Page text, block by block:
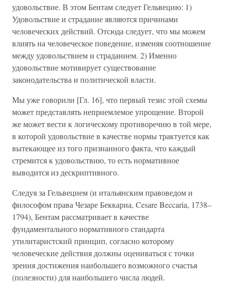
удовольствие. В этом Бентам следует Гельвецию: 1)
Удовольствие и страдание являются причинами
человеческих действий. Отсюда следует, что мы можем
влиять на человеческое поведение, изменяя соотношение
между удовольствием и страданием. 2) Именно
удовольствие мотивирует существование
законодательства и политической власти.
Мы уже говорили [Гл. 16], что первый тезис этой схемы
может представлять неприемлемое упрощение. Второй
же может вести к логическому противоречию в той мере,
в которой удовольствие в качестве нормы трактуется как
вытекающее из того признанного факта, что каждый
стремится к удовольствию, то есть нормативное
выводится из дескриптивного.
Следуя за Гельвецием (и итальянским правоведом и
философом права Чезаре Беккариа, Cesare Beccaria, 1738–
1794), Бентам рассматривает в качестве
фундаментального нормативного стандарта
утилитаристский принцип, согласно которому
человеческие действия должны оцениваться с точки
зрения достижения наибольшего возможного счастья
(полезности) для наибольшего числа людей.